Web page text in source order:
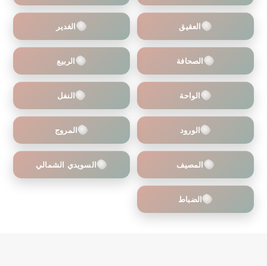
العقيق الغدير
الصحافة الربيع
الواحة النفل
الورود المروج
المصيف السويدي الشمالي
الضباط